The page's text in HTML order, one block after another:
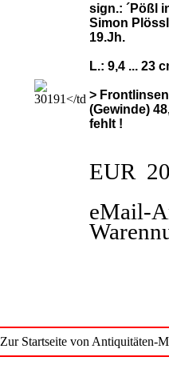
sign.: ´Pößl
Simon
19.Jh.
L.: 9,4 ... 23
>
(Gewinde)
fehlt !
EUR
eMail-
Zur Startseite von Antiquitäten-